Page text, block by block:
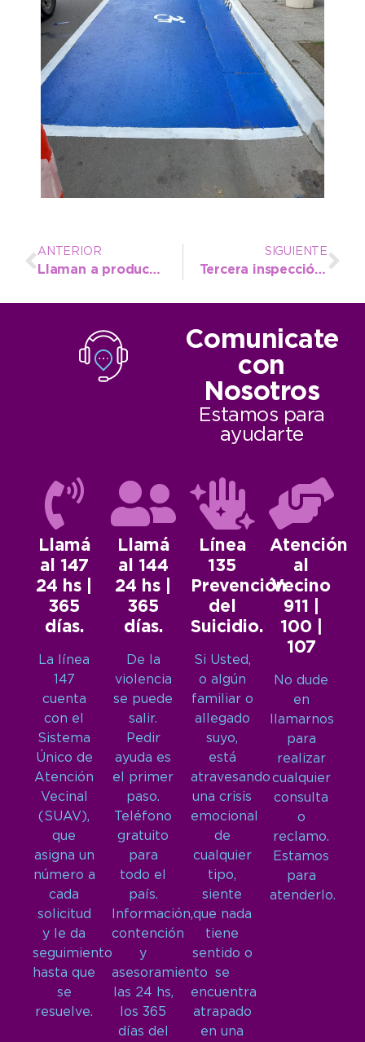
ANTERIOR
Llaman a productores pizzeros a participar de una nueva acción comercial
SIGUIENTE
Tercera inspección anual obligatoria para vehículos habilitados como remís
Comunicate
con
Nosotros
Estamos para
ayudarte
Llamá
al 147
24 hs |
365
días.
La línea
147
cuenta
con el
Sistema
Único de
Atención
Vecinal
(SUAV),
que
asigna un
número a
cada
solicitud
y le da
seguimiento
hasta que
se
resuelve.
Llamá
al 144
24 hs |
365
días.
De la
violencia
se puede
salir.
Pedir
ayuda es
el primer
paso.
Teléfono
gratuito
para
todo el
país.
Información,
contención
y
asesoramiento
las 24 hs,
los 365
días del
Línea
135
Prevención
del
Suicidio.
Si Usted,
o algún
familiar o
allegado
suyo,
está
atravesando
una crisis
emocional
de
cualquier
tipo,
siente
que nada
tiene
sentido o
se
encuentra
atrapado
en una
Atención
al
Vecino
911 |
100 |
107
No dude
en
llamarnos
para
realizar
cualquier
consulta
o
reclamo.
Estamos
para
atenderlo.